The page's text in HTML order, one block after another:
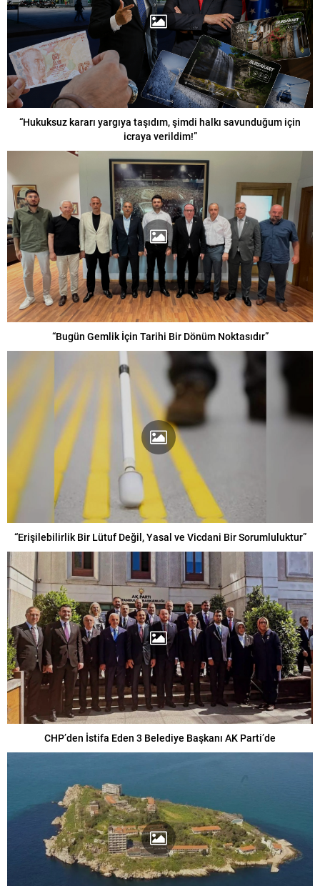
“Hukuksuz kararı yargıya taşıdım, şimdi halkı savunduğum için
icraya verildim!”
“Bugün Gemlik İçin Tarihi Bir Dönüm Noktasıdır”
“Erişilebilirlik Bir Lütuf Değil, Yasal ve Vicdani Bir Sorumluluktur”
CHP’den İstifa Eden 3 Belediye Başkanı AK Parti’de